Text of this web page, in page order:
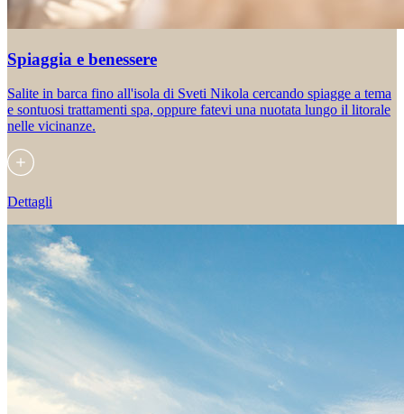
Spiaggia e benessere
Salite in barca fino all'isola di Sveti Nikola cercando spiagge a tema
e sontuosi trattamenti spa, oppure fatevi una nuotata lungo il litorale
nelle vicinanze.
Dettagli